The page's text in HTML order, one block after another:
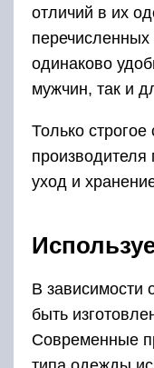
отличий в их
одинаково
мужчин, так и
Только
производителя
уход и
В зависимости
быть
Современные